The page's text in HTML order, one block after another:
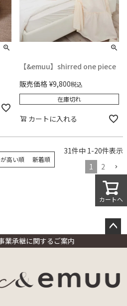
【&emuu】shirred one piece
販売価格 ¥9,800税込
在庫切れ
カートに入れる
高い順 新着順
31件中 1-20件表示
1
2
カートへ
ジト
へ
業承継に関するご案内